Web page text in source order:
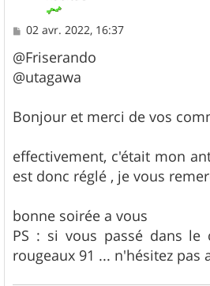
M
s
s
a
02 avr. 2022, 16:37
@Friserando
@utagawa
Bonjour et merci de vos
effectivement, c'était mon
est donc réglé , je vous
bonne soirée a vous
PS : si vous passé dans
rougeaux 91 ... n'hésitez pas